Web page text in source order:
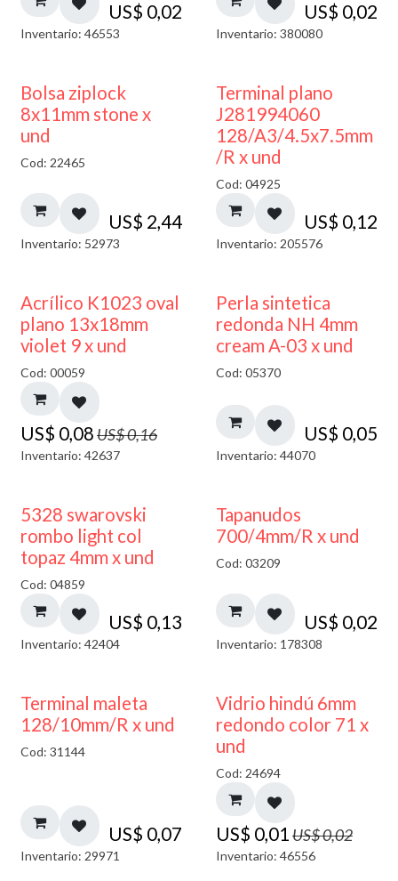
US$ 0,02
Inventario: 46553
US$ 0,02
Inventario: 380080
¡NUEVO!
Bolsa ziplock
8x11mm stone x
und
Cod: 22465
US$ 2,44
Inventario: 52973
Terminal plano
J281994060
128/A3/4.5x7.5mm
/R x und
Cod: 04925
US$ 0,12
Inventario: 205576
50% DESCUENTO
Acrílico K1023 oval
plano 13x18mm
violet 9 x und
Cod: 00059
US$ 0,08US$0,16
Inventario: 42637
Perla sintetica
redonda NH 4mm
cream A-03 x und
Cod: 05370
US$ 0,05
Inventario: 44070
5328 swarovski
rombo light col
topaz 4mm x und
Cod: 04859
US$ 0,13
Inventario: 42404
Tapanudos
700/4mm/R x und
Cod: 03209
US$ 0,02
Inventario: 178308
Terminal maleta
128/10mm/R x und
Cod: 31144
US$ 0,07
Inventario: 29971
40% DESCUENTO
Vidrio hindú 6mm
redondo color 71 x
und
Cod: 24694
US$ 0,01US$0,02
Inventario: 46556